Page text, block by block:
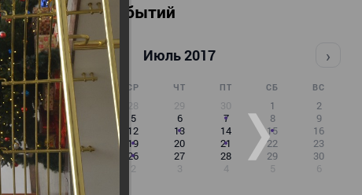
Календарь событий
‹ Июль 2017 ›
ПН СР ЧТ ПТ СБ ВС
26 28 29 30 1
2
3
5 6 7 8
9
10
12 13 14 15
16
17
18 19 20 21 22
23
24
25 26 27 28 29
30
31
2 3 4 5 6